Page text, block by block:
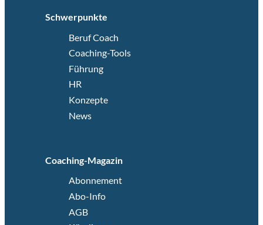
Schwerpunkte
Beruf Coach
Coaching-Tools
Führung
HR
Konzepte
News
Coaching-Magazin
Abonnement
Abo-Info
AGB